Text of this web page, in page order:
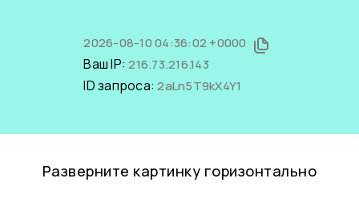
2026-08-10 04:36:02 +0000
Ваш IP:216.73.216.143
ID запроса:2aLn5T9kX4Y1
Разверните картинку горизонтально